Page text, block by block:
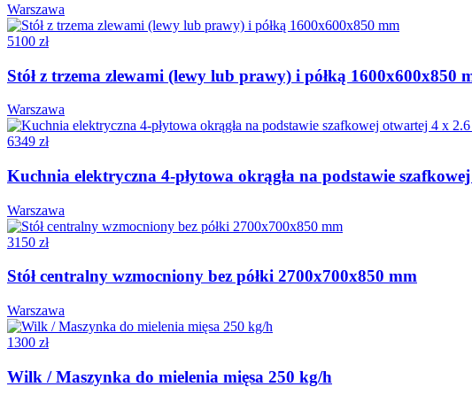
Warszawa
5100 zł
Stół z trzema zlewami (lewy lub prawy) i półką 1600x600x850
Warszawa
6349 zł
Kuchnia elektryczna 4-płytowa okrągła na podstawie
Warszawa
3150 zł
Stół centralny wzmocniony bez półki 2700x700x850 mm
Warszawa
1300 zł
Wilk / Maszynka do mielenia mięsa 250 kg/h